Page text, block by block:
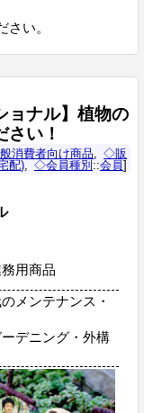
い。
ョナル】植物の
い！
消費者向け商品
◇販
配) ◇会員種別 ::会員
用商品
メンテナンス・
デニング・外構